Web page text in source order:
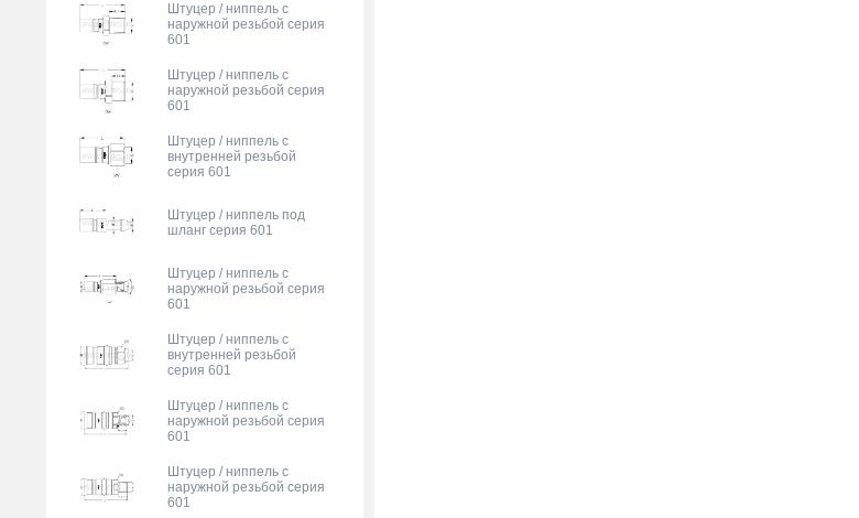
Штуцер / ниппель с
наружной резьбой серия
601
Штуцер / ниппель с
наружной резьбой серия
601
Штуцер / ниппель с
внутренней резьбой
серия 601
Штуцер / ниппель под
шланг серия 601
Штуцер / ниппель с
наружной резьбой серия
601
Штуцер / ниппель с
внутренней резьбой
серия 601
Штуцер / ниппель с
наружной резьбой серия
601
Штуцер / ниппель с
наружной резьбой серия
601